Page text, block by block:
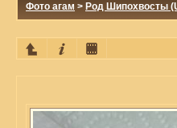
Фото агам > Род Шипохвосты